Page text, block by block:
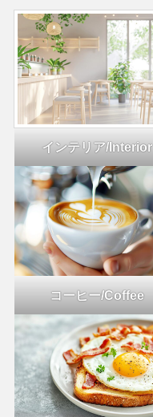
インテリア/Interior
コーヒー/Coffee